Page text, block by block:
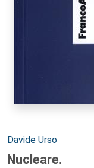
Autori:
Davide Urso
Nucleare.